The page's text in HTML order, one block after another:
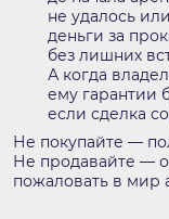
не удалось
деньги за
без лишних
А когда
ему гарантии
если сделка
Не покупайте —
Не продавайте —
пожаловать в мир